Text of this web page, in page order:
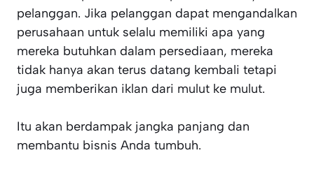
pelanggan. Jika pelanggan dapat mengandalkan
perusahaan untuk selalu memiliki apa yang
mereka butuhkan dalam persediaan, mereka
tidak hanya akan terus datang kembali tetapi
juga memberikan iklan dari mulut ke mulut.
Itu akan berdampak jangka panjang dan
membantu bisnis Anda tumbuh.